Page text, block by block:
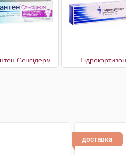
Сенсідерм Гідрокортизон
доставка